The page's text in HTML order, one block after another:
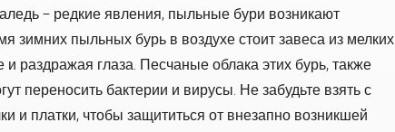
– редкие явления, пыльные бури возникают
зимних пыльных бурь в воздухе стоит завеса из мелких
и раздражая глаза. Песчаные облака этих бурь, также
переносить бактерии и вирусы. Не забудьте взять с
и платки, чтобы защититься от внезапно возникшей